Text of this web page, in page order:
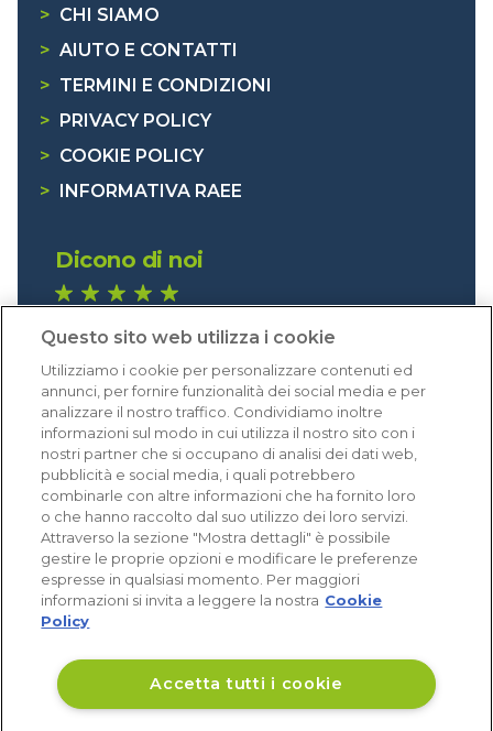
> CHI SIAMO
> AIUTO E CONTATTI
> TERMINI E CONDIZIONI
>
PRIVACY POLICY
> COOKIE POLICY
>
INFORMATIVA RAEE
Dicono di noi
Eccellente (4,8)
Acquisti verificati
Questo sito web utilizza i cookie
Utilizziamo i cookie per personalizzare contenuti ed
annunci, per fornire funzionalità dei social media e per
analizzare il nostro traffico. Condividiamo inoltre
informazioni sul modo in cui utilizza il nostro sito con i
nostri partner che si occupano di analisi dei dati web,
pubblicità e social media, i quali potrebbero
combinarle con altre informazioni che ha fornito loro
o che hanno raccolto dal suo utilizzo dei loro servizi.
Attraverso la sezione "Mostra dettagli" è possibile
gestire le proprie opzioni e modificare le preferenze
espresse in qualsiasi momento. Per maggiori
informazioni si invita a leggere la nostra Cookie
Policy
Accetta tutti i cookie